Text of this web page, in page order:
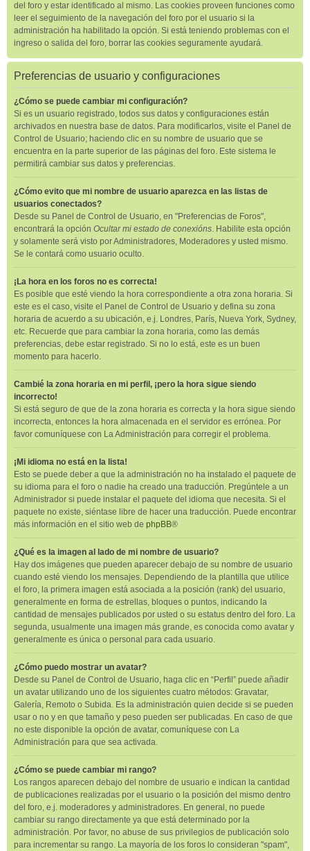
del foro y estar identificado al mismo. Las cookies proveen funciones como
leer el seguimiento de la navegación del foro por el usuario si la
administración ha habilitado la opción. Si está teniendo problemas con el
ingreso o salida del foro, borrar las cookies seguramente ayudará.
Preferencias de usuario y configuraciones
¿Cómo se puede cambiar mi configuración?
Si es un usuario registrado, todos sus datos y configuraciones están
archivados en nuestra base de datos. Para modificarlos, visite el Panel de
Control de Usuario; haciendo clic en su nombre de usuario que se
encuentra en la parte superior de las páginas del foro. Este sistema le
permitirá cambiar sus datos y preferencias.
¿Cómo evito que mi nombre de usuario aparezca en las listas de
usuarios conectados?
Desde su Panel de Control de Usuario, en "Preferencias de Foros",
encontrará la opción Ocultar mi estado de conexións. Habilite esta opción
y solamente será visto por Administradores, Moderadores y usted mismo.
Se le contará como usuario oculto.
¡La hora en los foros no es correcta!
Es posible que esté viendo la hora correspondiente a otra zona horaria. Si
este es el caso, visite el Panel de Control de Usuario y defina su zona
horaria de acuerdo a su ubicación, e.j. Londres, París, Nueva York, Sydney,
etc. Recuerde que para cambiar la zona horaria, como las demás
preferencias, debe estar registrado. Si no lo está, este es un buen
momento para hacerlo.
Cambié la zona horaria en mi perfil, ¡pero la hora sigue siendo
incorrecto!
Si está seguro de que de la zona horaria es correcta y la hora sigue siendo
incorrecta, entonces la hora almacenada en el servidor es errónea. Por
favor comuníquese con La Administración para corregir el problema.
¡Mi idioma no está en la lista!
Esto se puede deber a que la administración no ha instalado el paquete de
su idioma para el foro o nadie ha creado una traducción. Pregúntele a un
Administrador si puede instalar el paquete del idioma que necesita. Si el
paquete no existe, siéntase libre de hacer una traducción. Puede encontrar
más información en el sitio web de phpBB®
¿Qué es la imagen al lado de mi nombre de usuario?
Hay dos imágenes que pueden aparecer debajo de su nombre de usuario
cuando esté viendo los mensajes. Dependiendo de la plantilla que utilice
el foro, la primera imagen está asociada a la posición (rank) del usuario,
generalmente en forma de estrellas, bloques o puntos, indicando la
cantidad de mensajes publicados por usted o su estatus dentro del foro. La
segunda, usualmente una imagen más grande, es conocida como avatar y
generalmente es única o personal para cada usuario.
¿Cómo puedo mostrar un avatar?
Desde su Panel de Control de Usuario, haga clic en “Perfil” puede añadir
un avatar utilizando uno de los siguientes cuatro métodos: Gravatar,
Galería, Remoto o Subida. Es la administración quien decide si se pueden
usar o no y en que tamaño y peso pueden ser publicadas. En caso de que
no este disponible la opción de avatar, comuníquese con La
Administración para que sea activada.
¿Cómo se puede cambiar mi rango?
Los rangos aparecen debajo del nombre de usuario e indican la cantidad
de publicaciones realizadas por el usuario o la posición del mismo dentro
del foro, e.j. moderadores y administradores. En general, no puede
cambiar su rango directamente ya que está determinado por la
administración. Por favor, no abuse de sus privilegios de publicación solo
para incrementar su rango. La mayoría de los foros lo consideran "spam",